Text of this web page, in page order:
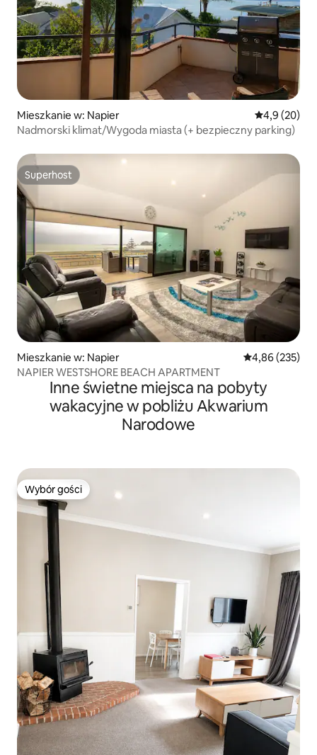
Mieszkanie w: Napier Średnia
4,9 (20)
Nadmorski klimat/Wygoda miasta (+ bezpieczny parking)
Superhost
Superhost
Mieszkanie w: Napier Średnia
4,86 (235)
NAPIER WESTSHORE BEACH APARTMENT
Inne świetne miejsca na pobyty
wakacyjne w pobliżu Akwarium
Narodowe
Wybór gości
Wybór gości